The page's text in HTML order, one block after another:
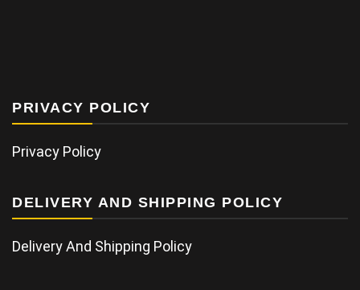
PRIVACY POLICY
Privacy Policy
DELIVERY AND SHIPPING POLICY
Delivery And Shipping Policy